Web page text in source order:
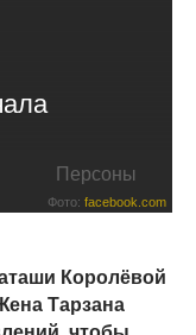
Персоны
Фото: facebook.com
Королёвой
Тарзана